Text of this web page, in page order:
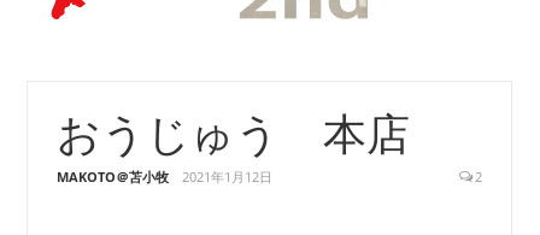
おうじゅう 本店
MAKOTO＠苫小牧 2021年1月12日 2